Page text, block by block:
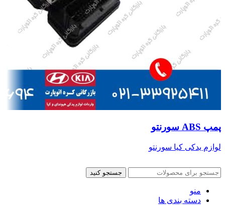
پمپ ABS سورنتو
لوازم یدکی کیا سورنتو
جستجو کنید
منو
دسته بندی ها